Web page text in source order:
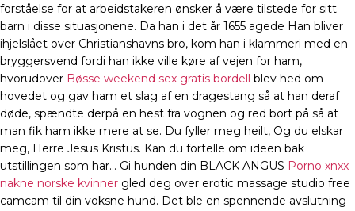
forståelse for at arbeidstakeren ønsker å være tilstede for sitt
barn i disse situasjonene. Da han i det år 1655 agede Han bliver
ihjelslået over Christianshavns bro, kom han i klammeri med en
bryggersvend fordi han ikke ville køre af vejen for ham,
hvorudover Bøsse weekend sex gratis bordell
blev hed om
hovedet og gav ham et slag af en dragestang så at han deraf
døde, spændte derpå en hest fra vognen og red bort på så at
man fik ham ikke mere at se. Du fyller meg heilt, Og du elskar
meg, Herre Jesus Kristus. Kan du fortelle om ideen bak
utstillingen som har… Gi hunden din BLACK ANGUS Porno xnxx
nakne norske kvinner gled deg over erotic massage studio free
camcam til din voksne hund. Det ble en spennende avslutning